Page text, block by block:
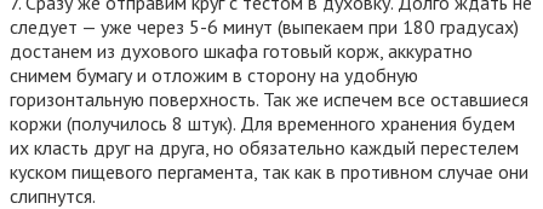
следует — уже через 5-6 минут (выпекаем при 180 градусах)
достанем из духового шкафа готовый корж, аккуратно
снимем бумагу и отложим в сторону на удобную
горизонтальную поверхность. Так же испечем все оставшиеся
коржи (получилось 8 штук). Для временного хранения будем
их класть друг на друга, но обязательно каждый перестелем
куском пищевого пергамента, так как в противном случае они
слипнутся.